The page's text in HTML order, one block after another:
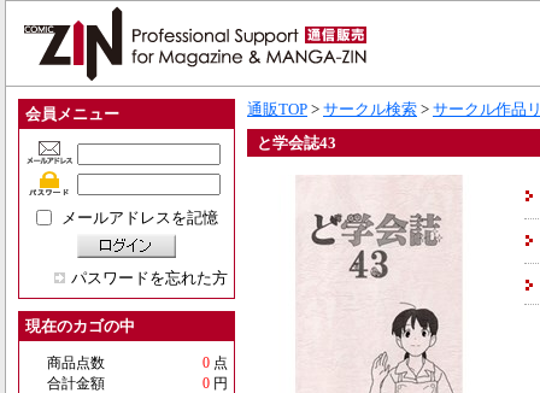
会員メニュー
メールアドレスを記憶
パスワードを忘れた方
現在のカゴの中
商品点数 0 点
合計金額
0 円
通販TOP > サークル検索 > サークル作品
と学会誌43